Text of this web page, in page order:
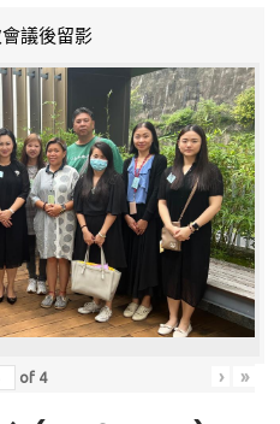
議後留影
of 4 › »